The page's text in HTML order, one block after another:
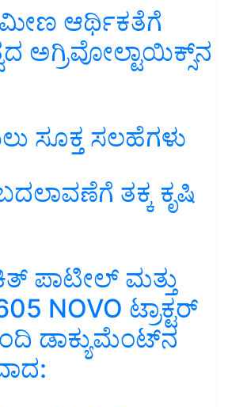
ಆರ್ಥಿಕತೆಗೆ
ಅಗ್ರಿವೋಲ್ಟಾಯಿಕ್ಸ್‌ನ
ಸೂಕ್ತ ಸಲಹೆಗಳು
ತಕ್ಕ ಕೃಷಿ
ಪಾಟೀಲ್ ಮತ್ತು
NOVO ಟ್ರಾಕ್ಟರ್
ಡಾಕ್ಯುಮೆಂಟ್‌ನ